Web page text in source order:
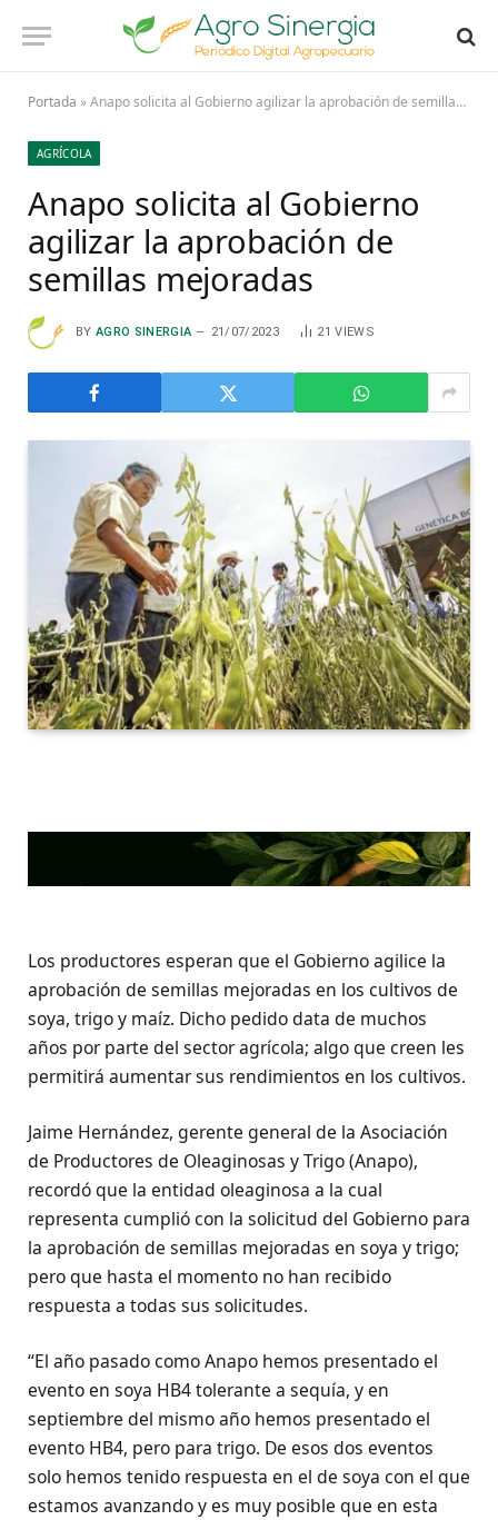
Portada »Anapo solicita al Gobierno agilizar la aprobación de semillas mejoradas
AGRÍCOLA
Anapo solicita al Gobierno
agilizar la aprobación de
semillas mejoradas
BY AGRO SINERGIA 21/07/2023 21VIEWS
Los productores esperan que el Gobierno agilice la
aprobación de semillas mejoradas en los cultivos de
soya, trigo y maíz. Dicho pedido data de muchos
años por parte del sector agrícola; algo que creen les
permitirá aumentar sus rendimientos en los cultivos.
Jaime Hernández, gerente general de la Asociación
de Productores de Oleaginosas y Trigo (Anapo),
recordó que la entidad oleaginosa a la cual
representa cumplió con la solicitud del Gobierno para
la aprobación de semillas mejoradas en soya y trigo;
pero que hasta el momento no han recibido
respuesta a todas sus solicitudes.
“El año pasado como Anapo hemos presentado el
evento en soya HB4 tolerante a sequía, y en
septiembre del mismo año hemos presentado el
evento HB4, pero para trigo. De esos dos eventos
solo hemos tenido respuesta en el de soya con el que
estamos avanzando y es muy posible que en esta